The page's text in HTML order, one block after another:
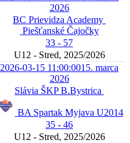
2026
BC Prievidza Academy
Piešťanské Čajočky
33 - 57
U12 - Stred, 2025/2026
2026-03-15 11:00:0015. marca
2026
Slávia ŠKP B.Bystrica
BA Spartak Myjava U2014
35 - 46
U12 - Stred, 2025/2026